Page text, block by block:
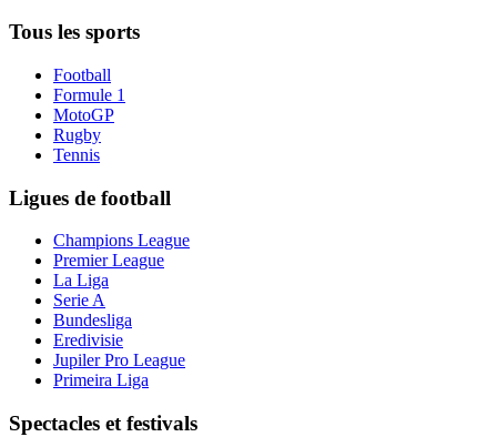
Tous les sports
Football
Formule 1
MotoGP
Rugby
Tennis
Ligues de football
Champions League
Premier League
La Liga
Serie A
Bundesliga
Eredivisie
Jupiler Pro League
Primeira Liga
Spectacles et festivals